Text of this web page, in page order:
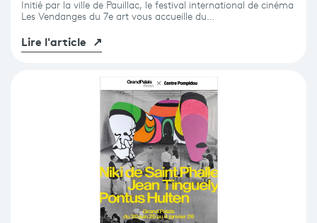
Initié par la ville de Pauillac, le festival international de cinéma
Les Vendanges du 7e art vous accueille du…
Lire l'article ↗